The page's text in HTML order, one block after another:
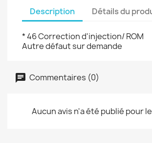
Description Détails du
* 46 Correction d'injection/ ROM
Autre défaut sur demande
Commentaires (0)
Aucun avis n'a été publié pour